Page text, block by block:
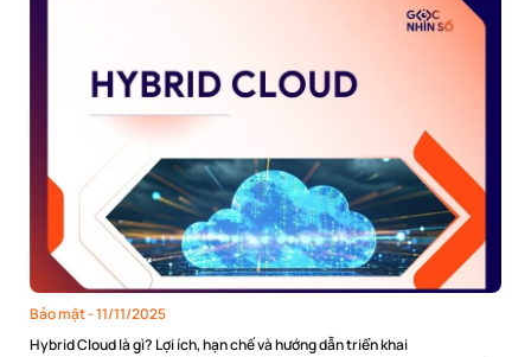
Bảo mật- 11/11/2025
Hybrid Cloud là gì? Lợi ích, hạn chế và hướng dẫn triển khai